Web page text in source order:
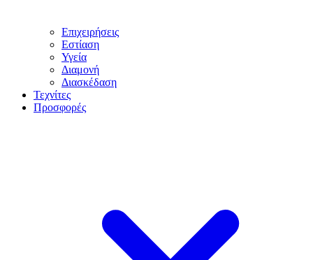
Επιχειρήσεις
Εστίαση
Υγεία
Διαμονή
Διασκέδαση
Τεχνίτες
Προσφορές